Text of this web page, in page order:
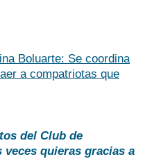
Boluarte: Se coordina
a compatriotas que
del Club de
quieras gracias a